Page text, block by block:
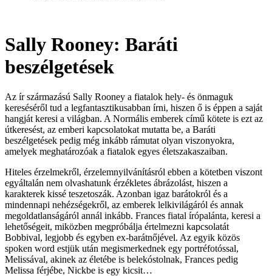
Sally Rooney: Baráti
beszélgetések
Az ír származású Sally Rooney a fiatalok hely- és önmaguk
kereséséről tud a legfantasztikusabban írni, hiszen ő is éppen a saját
hangját keresi a világban. A Normális emberek című kötete is ezt az
útkeresést, az emberi kapcsolatokat mutatta be, a Baráti
beszélgetések pedig még inkább rámutat olyan viszonyokra,
amelyek meghatározóak a fiatalok egyes életszakaszaiban.
Hiteles érzelmekről, érzelemnyilvánításról ebben a kötetben viszont
egyáltalán nem olvashatunk érzékletes ábrázolást, hiszen a
karakterek kissé teszetoszák. Azonban igaz barátokról és a
mindennapi nehézségekről, az emberek lelkivilágáról és annak
megoldatlanságáról annál inkább. Frances fiatal írópalánta, keresi a
lehetőségeit, miközben megpróbálja értelmezni kapcsolatát
Bobbival, legjobb és egyben ex-barátnőjével. Az egyik közös
spoken word estjük után megismerkednek egy portréfotóssal,
Melissával, akinek az életébe is belekóstolnak, Frances pedig
Melissa férjébe, Nickbe is egy kicsit…